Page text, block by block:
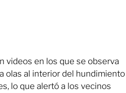
videos en los que se observa
olas al interior del hundimiento
lo que alertó a los vecinos